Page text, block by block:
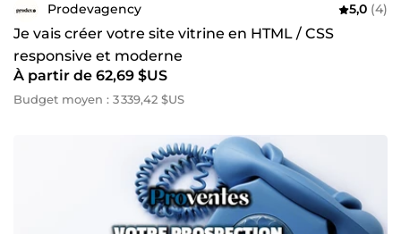
Prodevagency 5,0 (4)
Je vais créer votre site vitrine en HTML / CSS
responsive et moderne
À partir de 62,69 $US
Budget moyen : 3 339,42 $US